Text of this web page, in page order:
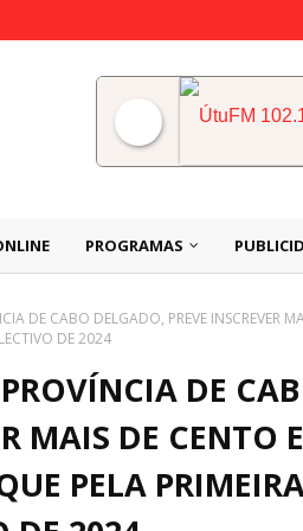
PROGRAMAS
DE CABO DELGADO, PREVE INSCREVER
DE 2024
DE
MAIS DE CENTO E
PELA